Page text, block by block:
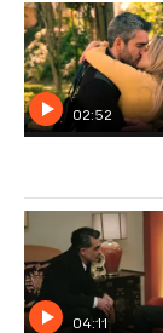
02:52
04:11